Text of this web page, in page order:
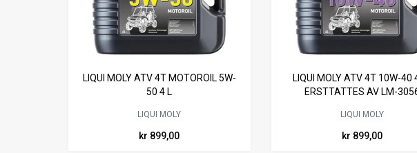
LIQUI MOLY ATV 4T MOTOROIL 5W-
50 4 L
LIQUI MOLY
kr 899,00
LIQUI MOLY ATV 4T 10W-40
ERSTTATTES AV LM-
LIQUI MOLY
kr 899,00